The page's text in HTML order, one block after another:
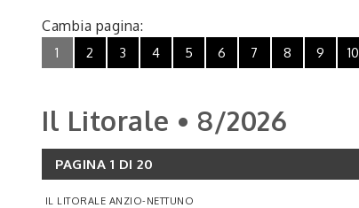
Cambia pagina:
1 2 3 4 5 6 7 8 9 10
Il Litorale • 8/2026
PAGINA 1 DI 20
IL LITORALE ANZIO-NETTUNO